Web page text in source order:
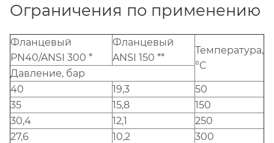
Ограничения по применению
Фланцевый
PN40/ANSI 300 *
Фланцевый
ANSI 150 **
Температура,
°C
Давление, бар
40
19,3
50
35
15,8
150
30,4
12,1
250
27,6
10,2
300